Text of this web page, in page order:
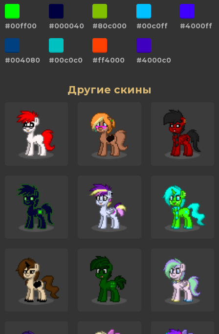
#00ff00 #000040 #80c000 #00c0ff #4000ff
#004080 #00c0c0 #ff4000 #4000c0
Другие скины